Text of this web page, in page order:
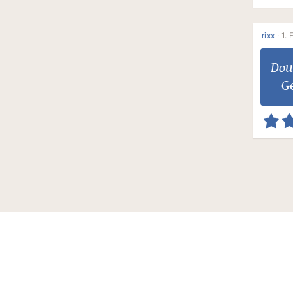
rixx · 1.